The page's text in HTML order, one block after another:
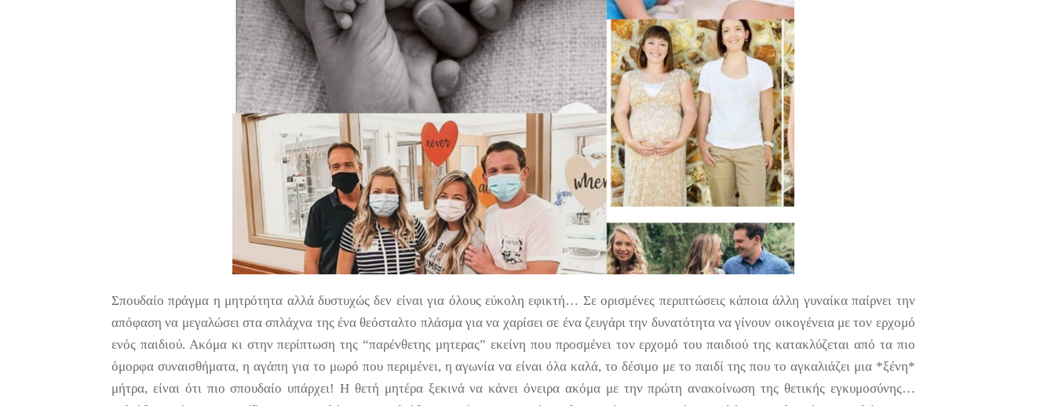
Σπουδαίο πράγμα η μητρότητα αλλά δυστυχώς δεν είναι για όλους εύκολη εφικτή… Σε ορισμένες περιπτώσεις κάποια άλλη γυναίκα παίρνει την
απόφαση να μεγαλώσει στα σπλάχνα της ένα θεόσταλτο πλάσμα για να χαρίσει σε ένα ζευγάρι την δυνατότητα να γίνουν οικογένεια με τον ερχομό
ενός παιδιού. Ακόμα κι στην περίπτωση της “παρένθετης μητερας” εκείνη που προσμένει τον ερχομό του παιδιού της κατακλύζεται από τα πιο
όμορφα συναισθήματα, η αγάπη για το μωρό που περιμένει, η αγωνία να είναι όλα καλά, το δέσιμο με το παιδί της που το αγκαλιάζει μια *ξένη*
μήτρα, είναι ότι πιο σπουδαίο υπάρχει! Η θετή μητέρα ξεκινά να κάνει όνειρα ακόμα με την πρώτη ανακοίνωση της θετικής εγκυμοσύνης…